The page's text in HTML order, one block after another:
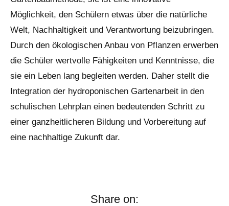
Möglichkeit, den Schülern etwas über die natürliche
Welt, Nachhaltigkeit und Verantwortung beizubringen.
Durch den ökologischen Anbau von Pflanzen erwerben
die Schüler wertvolle Fähigkeiten und Kenntnisse, die
sie ein Leben lang begleiten werden. Daher stellt die
Integration der hydroponischen Gartenarbeit in den
schulischen Lehrplan einen bedeutenden Schritt zu
einer ganzheitlicheren Bildung und Vorbereitung auf
eine nachhaltige Zukunft dar.
Share on: